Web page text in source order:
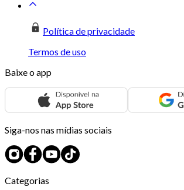
Política de privacidade
Termos de uso
Baixe o app
Siga-nos nas mídias sociais
Categorias